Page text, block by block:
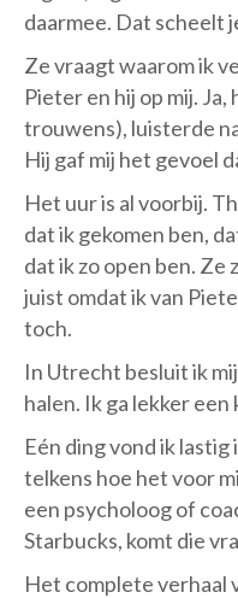
daarmee. Dat scheelt
Ze vraagt waarom ik
Pieter en hij op mij. Ja,
trouwens), luisterde
Hij gaf mij het gevoel
Het uur is al voorbij.
dat ik gekomen ben,
dat ik zo open ben. Ze
juist omdat ik van
toch.
In Utrecht besluit ik
halen. Ik ga lekker
Eén ding vond ik
telkens hoe het voor
een psycholoog of
Starbucks, komt die
Het complete verhaal